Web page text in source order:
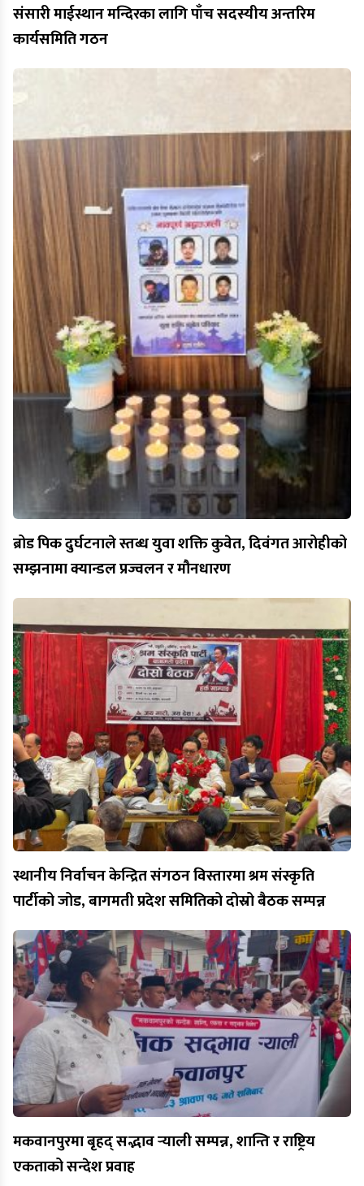
संसारी माईस्थान मन्दिरका लागि पाँच सदस्यीय अन्तरिम
कार्यसमिति गठन
ब्रोड पिक दुर्घटनाले स्तब्ध युवा शक्ति कुवेत, दिवंगत आरोहीको
सम्झनामा क्यान्डल प्रज्वलन र मौनधारण
स्थानीय निर्वाचन केन्द्रित संगठन विस्तारमा श्रम संस्कृति
पार्टीको जोड, बागमती प्रदेश समितिको दोस्रो बैठक सम्पन्न
मकवानपुरमा बृहद् सद्भाव र्‍याली सम्पन्न, शान्ति र राष्ट्रिय
एकताको सन्देश प्रवाह